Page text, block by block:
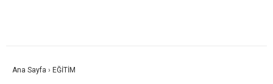
Ana Sayfa › EĞİTİM